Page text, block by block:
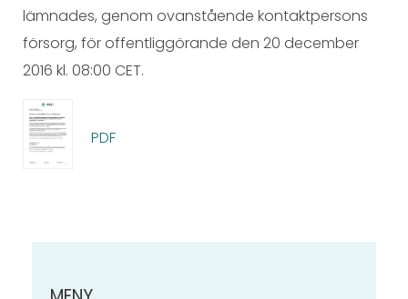
lämnades, genom ovanstående kontaktpersons
försorg, för offentliggörande den 20 december
2016 kl. 08:00 CET.
PDF